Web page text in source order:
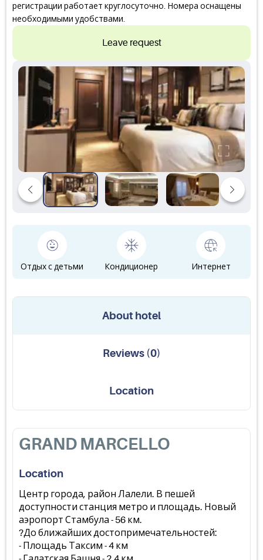
регистрации работает круглосуточно. Номера оснащены
необходимыми удобствами.
Leave request
Отдых с детьми Кондиционер Интернет
About hotel
Reviews(0)
Location
GRAND MARCELLO
Location
Центр города, район Лалели. В пешей
доступности станция метро и площадь. Новый
аэропорт Стамбула - 56 км.
?До ближайших достопримечательностей:
- Площадь Таксим - 4 км